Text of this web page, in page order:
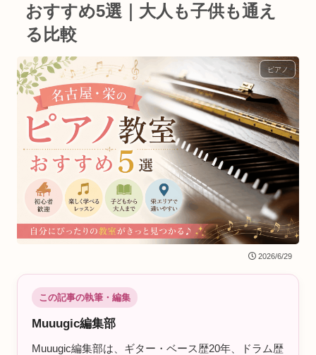
おすすめ5選｜大人も子供も通え
る比較
ピアノ
2026/6/29
この記事の執筆・編集
Muuugic編集部
Muuugic編集部は、ギター・ベース歴20年、ドラム歴